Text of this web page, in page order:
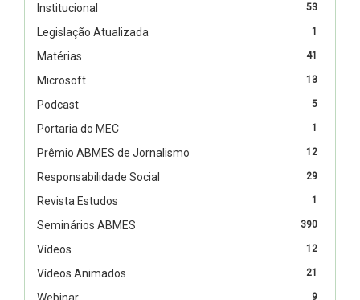
53
Institucional
1
Legislação Atualizada
41
Matérias
13
Microsoft
5
Podcast
1
Portaria do MEC
12
Prêmio ABMES de Jornalismo
29
Responsabilidade Social
1
Revista Estudos
390
Seminários ABMES
12
Vídeos
21
Vídeos Animados
9